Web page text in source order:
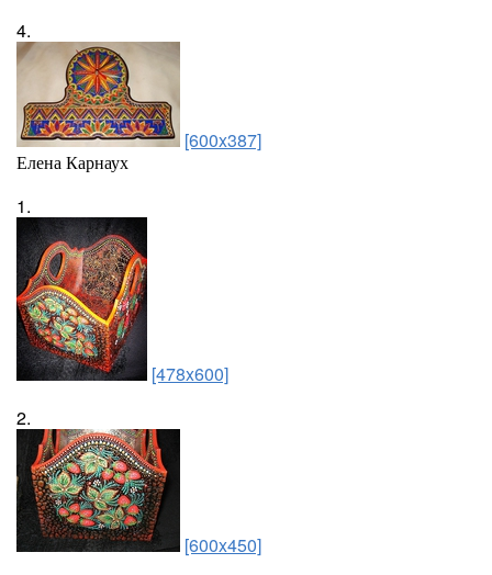
4.
[600x387]
Елена Карнаух
1.
[478x600]
2.
[600x450]